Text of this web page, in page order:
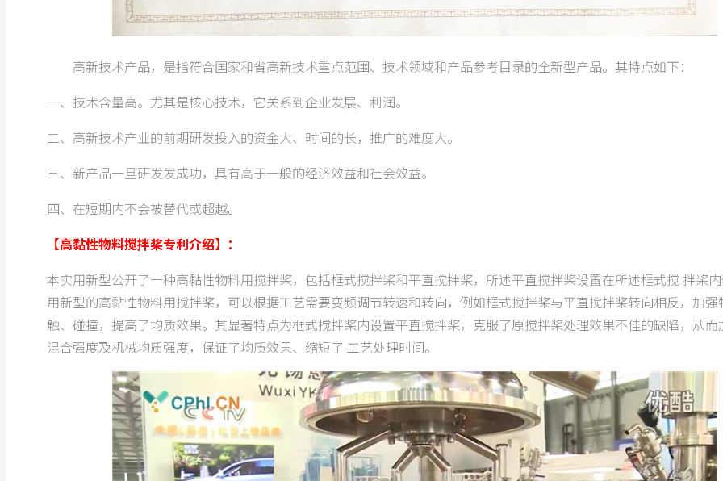
高新技术产品，是指符合国家和省高新技术重点范围、技术领域和产品参考目录的全新型产品。其特点如下：
一、技术含量高。尤其是核心技术，它关系到企业发展、利润。
二、高新技术产业的前期研发投入的资金大、时间的长，推广的难度大。
三、新产品一旦研发发成功，具有高于一般的经济效益和社会效益。
四、在短期内不会被替代或超越。
【高黏性物料搅拌桨专利介绍】：
本实用新型公开了一种高黏性物料用搅拌桨，包括框式搅拌桨和平直搅拌桨，所述平直搅拌桨设置在所述框式搅 拌桨
用新型的高黏性物料用搅拌桨，可以根据工艺需要变频调节转速和转向，例如框式搅拌桨与平直搅拌桨转向相反，加强
触、碰撞，提高了均质效果。其显著特点为框式搅拌桨内设置平直搅拌桨，克服了原搅拌桨处理效果不佳的缺陷，从而
混合强度及机械均质强度，保证了均质效果、缩短了 工艺处理时间。